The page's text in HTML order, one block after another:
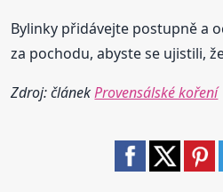
Bylinky přidávejte postupně a
za pochodu, abyste se ujistili,
Zdroj: článekProvensálské koření